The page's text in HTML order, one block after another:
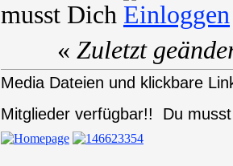
musst Dich
« Zuletzt
Media Dateien und klickbare
Mitglieder verfügbar!! Du